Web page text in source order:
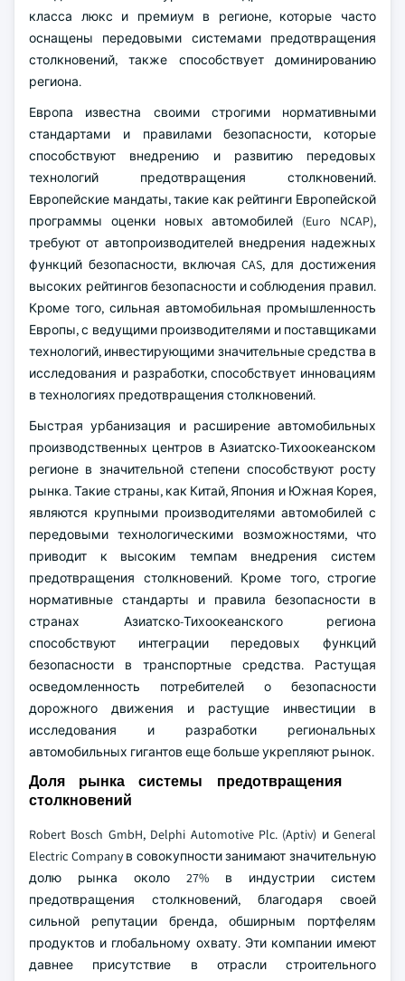
класса люкс и премиум в регионе, которые часто
оснащены передовыми системами предотвращения
столкновений, также способствует доминированию
региона.
Европа известна своими строгими нормативными
стандартами и правилами безопасности, которые
способствуют внедрению и развитию передовых
технологий предотвращения столкновений.
Европейские мандаты, такие как рейтинги Европейской
программы оценки новых автомобилей (Euro NCAP),
требуют от автопроизводителей внедрения надежных
функций безопасности, включая CAS, для достижения
высоких рейтингов безопасности и соблюдения правил.
Кроме того, сильная автомобильная промышленность
Европы, с ведущими производителями и поставщиками
технологий, инвестирующими значительные средства в
исследования и разработки, способствует инновациям
в технологиях предотвращения столкновений.
Быстрая урбанизация и расширение автомобильных
производственных центров в Азиатско-Тихоокеанском
регионе в значительной степени способствуют росту
рынка. Такие страны, как Китай, Япония и Южная Корея,
являются крупными производителями автомобилей с
передовыми технологическими возможностями, что
приводит к высоким темпам внедрения систем
предотвращения столкновений. Кроме того, строгие
нормативные стандарты и правила безопасности в
странах Азиатско-Тихоокеанского региона
способствуют интеграции передовых функций
безопасности в транспортные средства. Растущая
осведомленность потребителей о безопасности
дорожного движения и растущие инвестиции в
исследования и разработки региональных
автомобильных гигантов еще больше укрепляют рынок.
Доля рынка системы предотвращения
столкновений
Robert Bosch GmbH, Delphi Automotive Plc. (Aptiv) и General
Electric Company в совокупности занимают значительную
долю рынка около 27% в индустрии систем
предотвращения столкновений, благодаря своей
сильной репутации бренда, обширным портфелям
продуктов и глобальному охвату. Эти компании имеют
давнее присутствие в отрасли строительного